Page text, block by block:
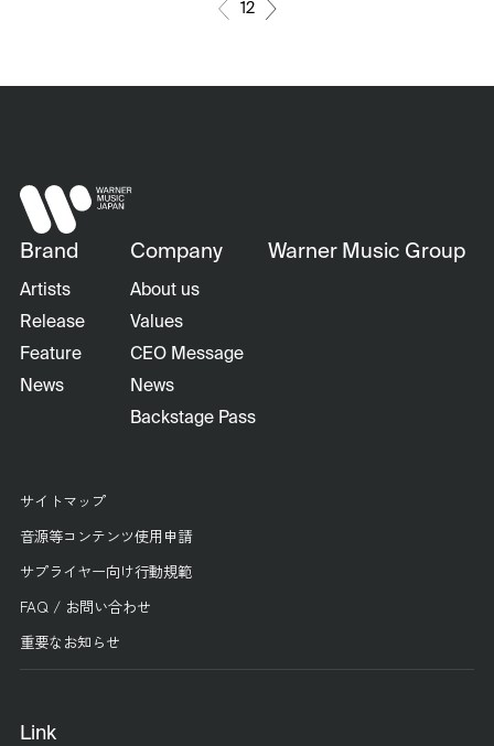
12
Brand
Artists
Release
Feature
News
Company
About us
Values
CEO Message
News
Backstage Pass
Warner Music Group
サイトマップ
音源等コンテンツ使用申請
サプライヤー向け行動規範
FAQ / お問い合わせ
重要なお知らせ
Link